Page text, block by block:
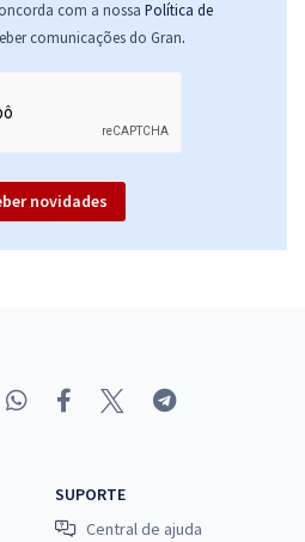
com a nossa Política de
comunicações do Gran.
novidades
SUPORTE
Central de ajuda